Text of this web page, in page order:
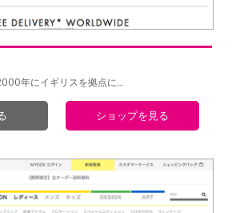
年にイギリスを拠点に…
ショップを見る